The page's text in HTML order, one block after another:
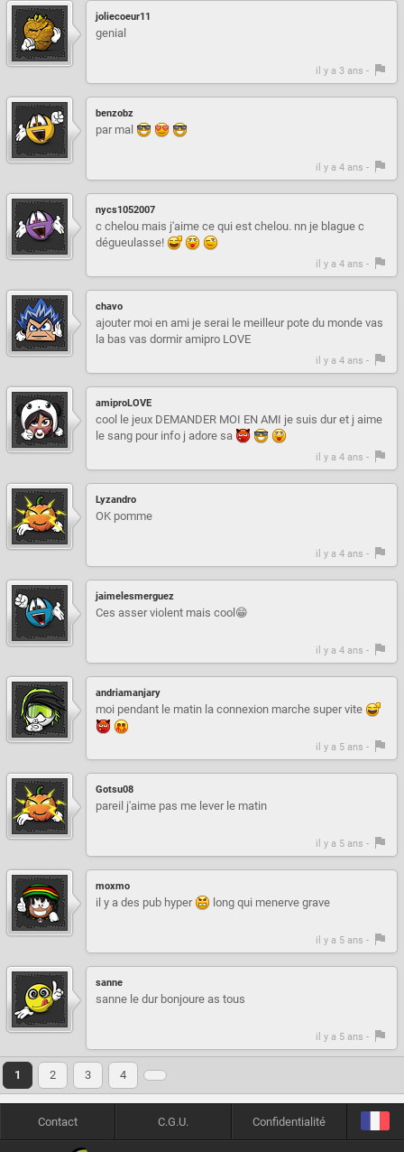
joliecoeur11
genial
il y a 3 ans -
benzobz
par mal
il y a 4 ans -
nycs1052007
c chelou mais j'aime ce qui est chelou. nn je blague c
dégueulasse!
il y a 4 ans -
chavo
ajouter moi en ami je serai le meilleur pote du monde vas
la bas vas dormir amipro LOVE
il y a 4 ans -
amiproLOVE
cool le jeux DEMANDER MOI EN AMI je suis dur et j aime
le sang pour info j adore sa
il y a 4 ans -
Lyzandro
OK pomme
il y a 4 ans -
jaimelesmerguez
Ces asser violent mais cool😁
il y a 4 ans -
andriamanjary
moi pendant le matin la connexion marche super vite
il y a 5 ans -
Gotsu08
pareil j'aime pas me lever le matin
il y a 5 ans -
moxmo
il y a des pub hyper long qui menerve grave
il y a 5 ans -
sanne
sanne le dur bonjoure as tous
il y a 5 ans -
1 2 3 4
Contact C.G.U. Confidentialité